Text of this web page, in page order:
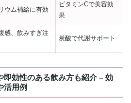
ウム補給に有効
ビタミンCで美容効
果
感、飲みすぎ注
炭酸で代謝サポート
即効性のある飲み方も紹介 – 効
活用例